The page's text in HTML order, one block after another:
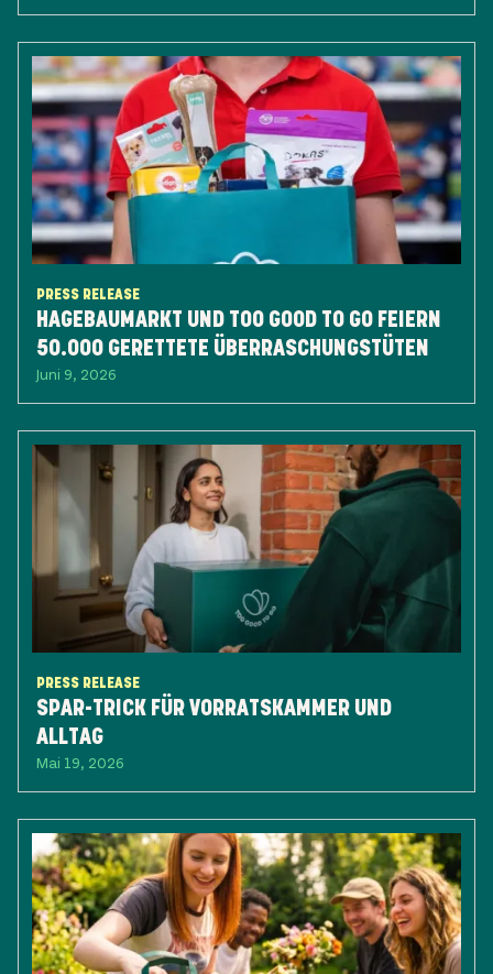
PRESS RELEASE
HAGEBAUMARKT UND TOO GOOD TO GO FEIERN
50.000 GERETTETE ÜBERRASCHUNGSTÜTEN
Juni 9, 2026
PRESS RELEASE
SPAR-TRICK FÜR VORRATSKAMMER UND
ALLTAG
Mai 19, 2026